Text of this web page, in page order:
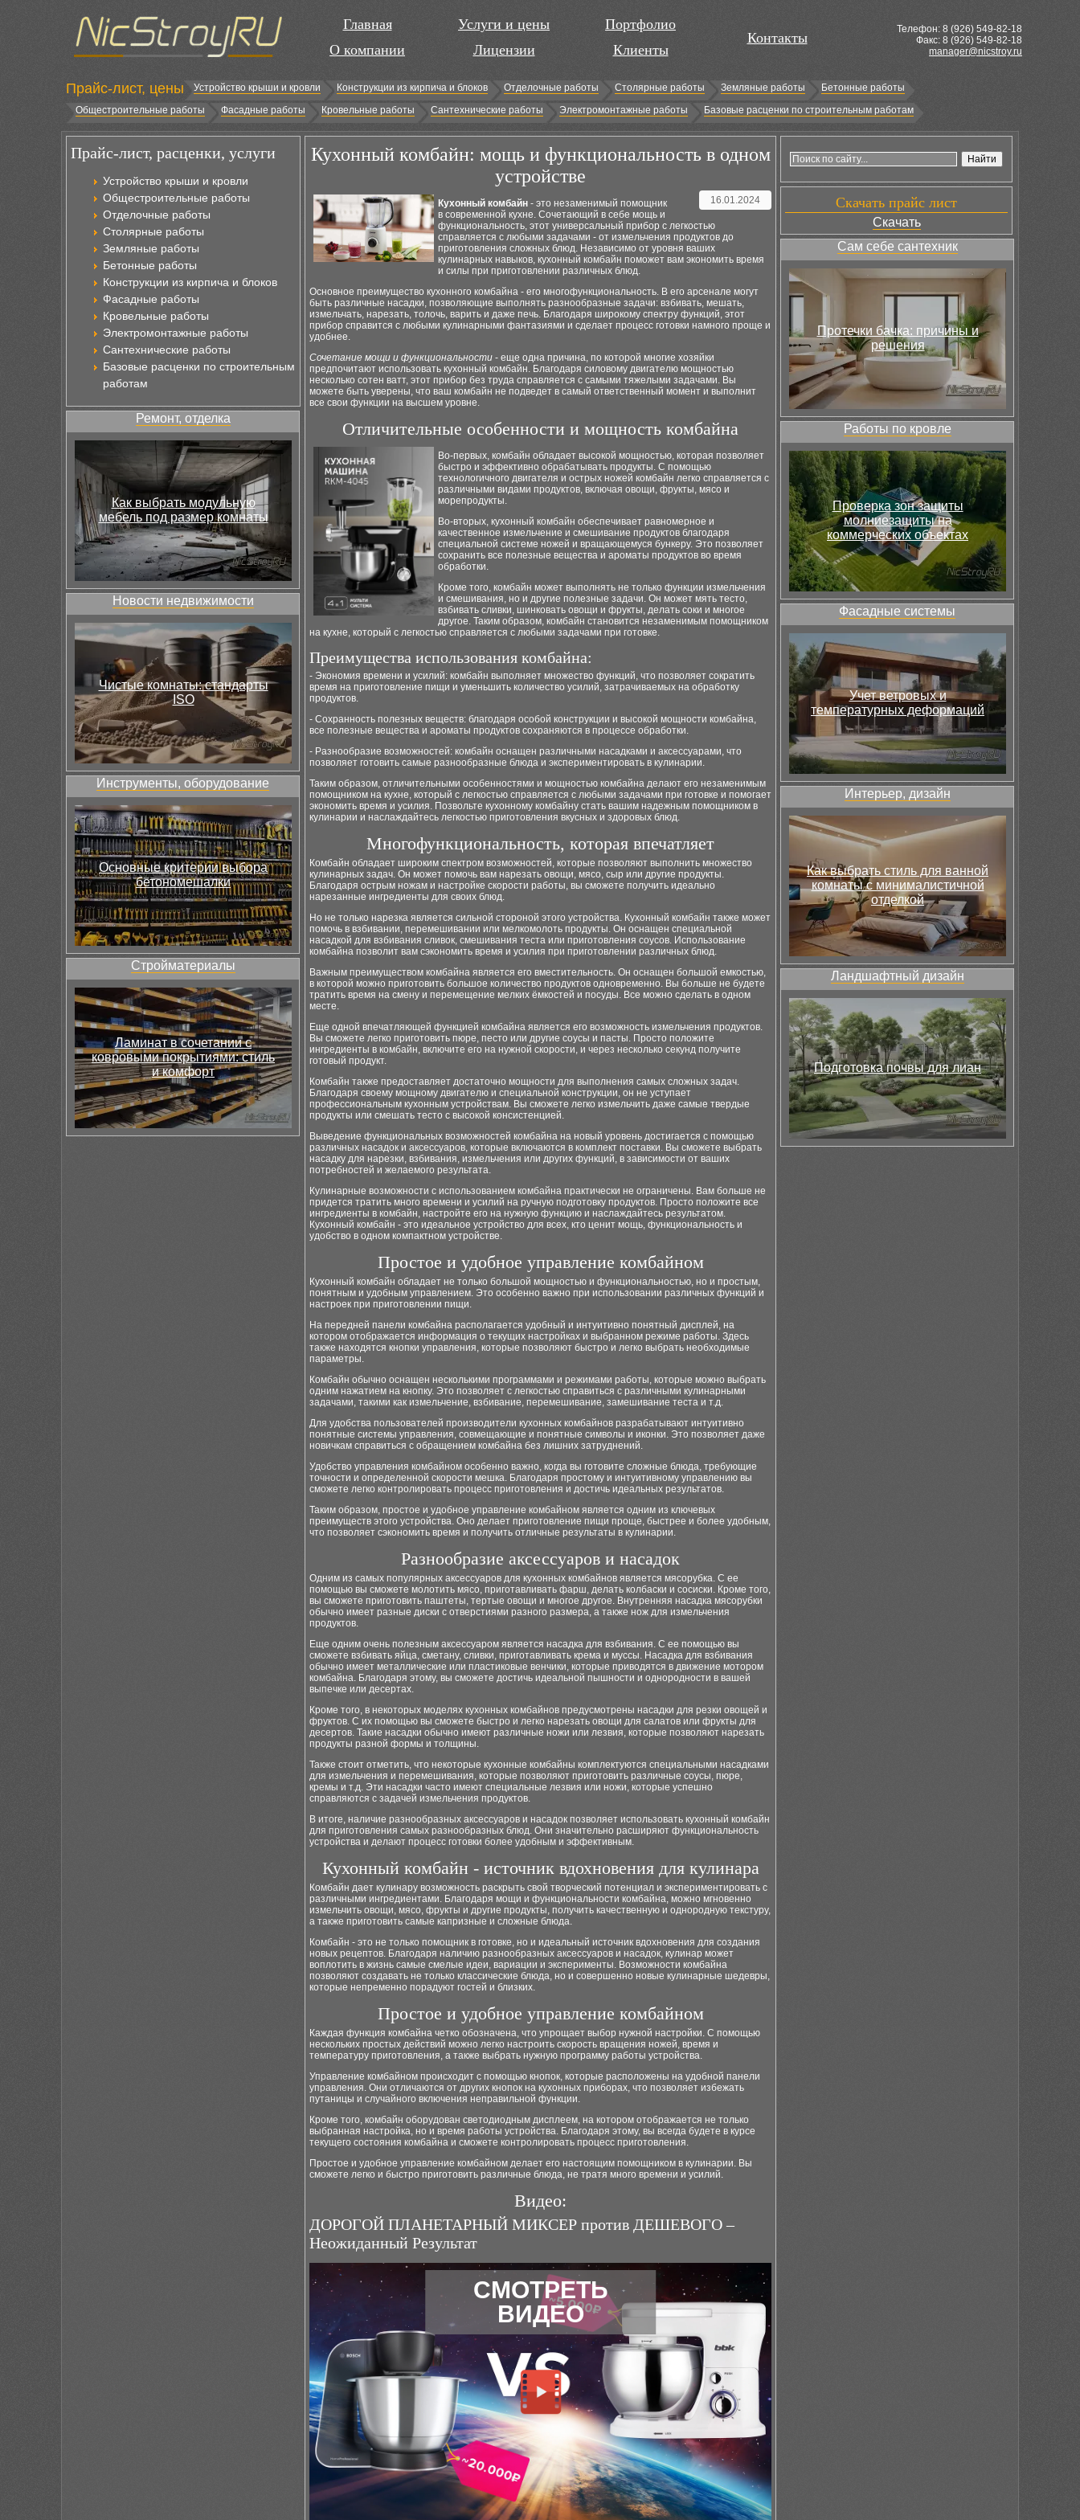
Главная
О компании
Услуги и цены
Лицензии
Портфолио
Клиенты
Контакты
Телефон: 8 (926) 549-82-18
Факс: 8 (926) 549-82-18
manager@nicstroy.ru
Прайс-лист, цены Устройство крыши и кровли Конструкции из кирпича и блоков Отделочные работы Столярные работы Земляные работы
Бетонные работы
Общестроительные работы
Фасадные работы Кровельные работы Сантехнические работы Электромонтажные работы Базовые расценки по строительным работам
Прайс-лист, расценки, услуги
Устройство крыши и кровли
Общестроительные работы
Отделочные работы
Столярные работы
Земляные работы
Бетонные работы
Конструкции из кирпича и блоков
Фасадные работы
Кровельные работы
Электромонтажные работы
Сантехнические работы
Базовые расценки по строительным
работам
Ремонт, отделка
Как выбрать модульную
мебель под размер комнаты
Новости недвижимости
Чистые комнаты: стандарты
ISO
Инструменты, оборудование
Основные критерии выбора
бетономешалки
Стройматериалы
Ламинат в сочетании с
ковровыми покрытиями: стиль
и комфорт
Кухонный комбайн: мощь и функциональность в одном
устройстве
16.01.2024
Кухонный комбайн - это незаменимый помощник
в современной кухне. Сочетающий в себе мощь и
функциональность, этот универсальный прибор с легкостью
справляется с любыми задачами - от измельчения продуктов до
приготовления сложных блюд. Независимо от уровня ваших
кулинарных навыков, кухонный комбайн поможет вам экономить время
и силы при приготовлении различных блюд.
Основное преимущество кухонного комбайна - его многофункциональность. В его арсенале могут
быть различные насадки, позволяющие выполнять разнообразные задачи: взбивать, мешать,
измельчать, нарезать, толочь, варить и даже печь. Благодаря широкому спектру функций, этот
прибор справится с любыми кулинарными фантазиями и сделает процесс готовки намного проще и
удобнее.
Сочетание мощи и функциональности - еще одна причина, по которой многие хозяйки
предпочитают использовать кухонный комбайн. Благодаря силовому двигателю мощностью
несколько сотен ватт, этот прибор без труда справляется с самыми тяжелыми задачами. Вы
можете быть уверены, что ваш комбайн не подведет в самый ответственный момент и выполнит
все свои функции на высшем уровне.
Отличительные особенности и мощность комбайна
Во-первых, комбайн обладает высокой мощностью, которая позволяет
быстро и эффективно обрабатывать продукты. С помощью
технологичного двигателя и острых ножей комбайн легко справляется с
различными видами продуктов, включая овощи, фрукты, мясо и
морепродукты.
Во-вторых, кухонный комбайн обеспечивает равномерное и
качественное измельчение и смешивание продуктов благодаря
специальной системе ножей и вращающемуся бункеру. Это позволяет
сохранить все полезные вещества и ароматы продуктов во время
обработки.
Кроме того, комбайн может выполнять не только функции измельчения
и смешивания, но и другие полезные задачи. Он может мять тесто,
взбивать сливки, шинковать овощи и фрукты, делать соки и многое
другое. Таким образом, комбайн становится незаменимым помощником
на кухне, который с легкостью справляется с любыми задачами при готовке.
Преимущества использования комбайна:
- Экономия времени и усилий: комбайн выполняет множество функций, что позволяет сократить
время на приготовление пищи и уменьшить количество усилий, затрачиваемых на обработку
продуктов.
- Сохранность полезных веществ: благодаря особой конструкции и высокой мощности комбайна,
все полезные вещества и ароматы продуктов сохраняются в процессе обработки.
- Разнообразие возможностей: комбайн оснащен различными насадками и аксессуарами, что
позволяет готовить самые разнообразные блюда и экспериментировать в кулинарии.
Таким образом, отличительными особенностями и мощностью комбайна делают его незаменимым
помощником на кухне, который с легкостью справляется с любыми задачами при готовке и помогает
экономить время и усилия. Позвольте кухонному комбайну стать вашим надежным помощником в
кулинарии и наслаждайтесь легкостью приготовления вкусных и здоровых блюд.
Многофункциональность, которая впечатляет
Комбайн обладает широким спектром возможностей, которые позволяют выполнить множество
кулинарных задач. Он может помочь вам нарезать овощи, мясо, сыр или другие продукты.
Благодаря острым ножам и настройке скорости работы, вы сможете получить идеально
нарезанные ингредиенты для своих блюд.
Но не только нарезка является сильной стороной этого устройства. Кухонный комбайн также может
помочь в взбивании, перемешивании или мелкомолоть продукты. Он оснащен специальной
насадкой для взбивания сливок, смешивания теста или приготовления соусов. Использование
комбайна позволит вам сэкономить время и усилия при приготовлении различных блюд.
Важным преимуществом комбайна является его вместительность. Он оснащен большой емкостью,
в которой можно приготовить большое количество продуктов одновременно. Вы больше не будете
тратить время на смену и перемещение мелких ёмкостей и посуды. Все можно сделать в одном
месте.
Еще одной впечатляющей функцией комбайна является его возможность измельчения продуктов.
Вы сможете легко приготовить пюре, песто или другие соусы и пасты. Просто положите
ингредиенты в комбайн, включите его на нужной скорости, и через несколько секунд получите
готовый продукт.
Комбайн также предоставляет достаточно мощности для выполнения самых сложных задач.
Благодаря своему мощному двигателю и специальной конструкции, он не уступает
профессиональным кухонным устройствам. Вы сможете легко измельчить даже самые твердые
продукты или смешать тесто с высокой консистенцией.
Выведение функциональных возможностей комбайна на новый уровень достигается с помощью
различных насадок и аксессуаров, которые включаются в комплект поставки. Вы сможете выбрать
насадку для нарезки, взбивания, измельчения или других функций, в зависимости от ваших
потребностей и желаемого результата.
Кулинарные возможности с использованием комбайна практически не ограничены. Вам больше не
придется тратить много времени и усилий на ручную подготовку продуктов. Просто положите все
ингредиенты в комбайн, настройте его на нужную функцию и наслаждайтесь результатом.
Кухонный комбайн - это идеальное устройство для всех, кто ценит мощь, функциональность и
удобство в одном компактном устройстве.
Простое и удобное управление комбайном
Кухонный комбайн обладает не только большой мощностью и функциональностью, но и простым,
понятным и удобным управлением. Это особенно важно при использовании различных функций и
настроек при приготовлении пищи.
На передней панели комбайна располагается удобный и интуитивно понятный дисплей, на
котором отображается информация о текущих настройках и выбранном режиме работы. Здесь
также находятся кнопки управления, которые позволяют быстро и легко выбрать необходимые
параметры.
Комбайн обычно оснащен несколькими программами и режимами работы, которые можно выбрать
одним нажатием на кнопку. Это позволяет с легкостью справиться с различными кулинарными
задачами, такими как измельчение, взбивание, перемешивание, замешивание теста и т.д.
Для удобства пользователей производители кухонных комбайнов разрабатывают интуитивно
понятные системы управления, совмещающие и понятные символы и иконки. Это позволяет даже
новичкам справиться с обращением комбайна без лишних затруднений.
Удобство управления комбайном особенно важно, когда вы готовите сложные блюда, требующие
точности и определенной скорости мешка. Благодаря простому и интуитивному управлению вы
сможете легко контролировать процесс приготовления и достичь идеальных результатов.
Таким образом, простое и удобное управление комбайном является одним из ключевых
преимуществ этого устройства. Оно делает приготовление пищи проще, быстрее и более удобным,
что позволяет сэкономить время и получить отличные результаты в кулинарии.
Разнообразие аксессуаров и насадок
Одним из самых популярных аксессуаров для кухонных комбайнов является мясорубка. С ее
помощью вы сможете молотить мясо, приготавливать фарш, делать колбаски и сосиски. Кроме того,
вы сможете приготовить паштеты, тертые овощи и многое другое. Внутренняя насадка мясорубки
обычно имеет разные диски с отверстиями разного размера, а также нож для измельчения
продуктов.
Еще одним очень полезным аксессуаром является насадка для взбивания. С ее помощью вы
сможете взбивать яйца, сметану, сливки, приготавливать крема и муссы. Насадка для взбивания
обычно имеет металлические или пластиковые венчики, которые приводятся в движение мотором
комбайна. Благодаря этому, вы сможете достичь идеальной пышности и однородности в вашей
выпечке или десертах.
Кроме того, в некоторых моделях кухонных комбайнов предусмотрены насадки для резки овощей и
фруктов. С их помощью вы сможете быстро и легко нарезать овощи для салатов или фрукты для
десертов. Такие насадки обычно имеют различные ножи или лезвия, которые позволяют нарезать
продукты разной формы и толщины.
Также стоит отметить, что некоторые кухонные комбайны комплектуются специальными насадками
для измельчения и перемешивания, которые позволяют приготовить различные соусы, пюре,
кремы и т.д. Эти насадки часто имеют специальные лезвия или ножи, которые успешно
справляются с задачей измельчения продуктов.
В итоге, наличие разнообразных аксессуаров и насадок позволяет использовать кухонный комбайн
для приготовления самых разнообразных блюд. Они значительно расширяют функциональность
устройства и делают процесс готовки более удобным и эффективным.
Кухонный комбайн - источник вдохновения для кулинара
Комбайн дает кулинару возможность раскрыть свой творческий потенциал и экспериментировать с
различными ингредиентами. Благодаря мощи и функциональности комбайна, можно мгновенно
измельчить овощи, мясо, фрукты и другие продукты, получить качественную и однородную текстуру,
а также приготовить самые капризные и сложные блюда.
Комбайн - это не только помощник в готовке, но и идеальный источник вдохновения для создания
новых рецептов. Благодаря наличию разнообразных аксессуаров и насадок, кулинар может
воплотить в жизнь самые смелые идеи, вариации и эксперименты. Возможности комбайна
позволяют создавать не только классические блюда, но и совершенно новые кулинарные шедевры,
которые непременно порадуют гостей и близких.
Простое и удобное управление комбайном
Каждая функция комбайна четко обозначена, что упрощает выбор нужной настройки. С помощью
нескольких простых действий можно легко настроить скорость вращения ножей, время и
температуру приготовления, а также выбрать нужную программу работы устройства.
Управление комбайном происходит с помощью кнопок, которые расположены на удобной панели
управления. Они отличаются от других кнопок на кухонных приборах, что позволяет избежать
путаницы и случайного включения неправильной функции.
Кроме того, комбайн оборудован светодиодным дисплеем, на котором отображается не только
выбранная настройка, но и время работы устройства. Благодаря этому, вы всегда будете в курсе
текущего состояния комбайна и сможете контролировать процесс приготовления.
Простое и удобное управление комбайном делает его настоящим помощником в кулинарии. Вы
сможете легко и быстро приготовить различные блюда, не тратя много времени и усилий.
Видео:
ДОРОГОЙ ПЛАНЕТАРНЫЙ МИКСЕР против ДЕШЕВОГО –
Неожиданный Результат
СМОТРЕТЬ
ВИДЕО
Скачать прайс лист
Скачать
Сам себе сантехник
Протечки бачка: причины и
решения
Работы по кровле
Проверка зон защиты
молниезащиты на
коммерческих объектах
Фасадные системы
Учет ветровых и
температурных деформаций
Интерьер, дизайн
Как выбрать стиль для ванной
комнаты с минималистичной
отделкой
Ландшафтный дизайн
Подготовка почвы для лиан